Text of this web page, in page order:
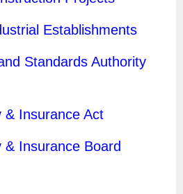
Establishments
Standards Authority
& Insurance Act
Insurance Board